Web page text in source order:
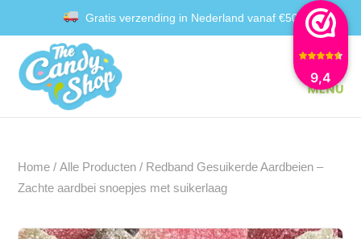
9,4
Gratis verzending in Nederland vanaf €50
Home /Alle Producten / Redband Gesuikerde Aardbeien –
Zachte aardbei snoepjes met suikerlaag